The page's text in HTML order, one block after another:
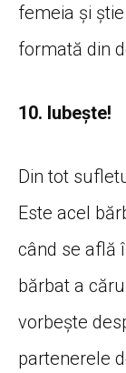
femeia și
formată din
10. Iubește!
Din tot
Este acel
când se află
bărbat a
vorbește
partenerele